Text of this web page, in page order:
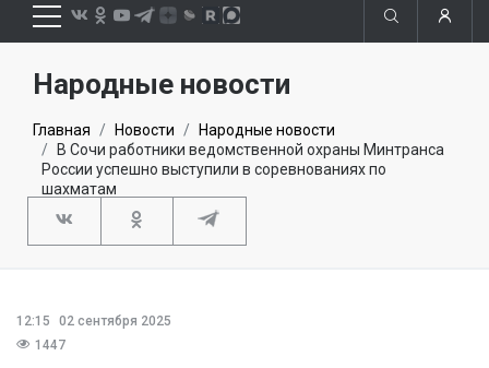
Народные новости
Главная Новости
Народные новости
В Сочи работники ведомственной охраны Минтранса
России успешно выступили в соревнованиях по
шахматам
12:15
02 сентября 2025
1447